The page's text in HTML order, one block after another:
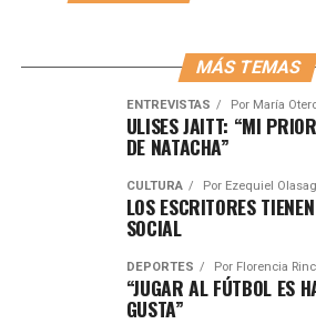
MÁS TEMAS
ENTREVISTAS Por María
ULISES JAITT: “MI
DE NATACHA”
CULTURA Por Ezequiel
LOS ESCRITORES
SOCIAL
DEPORTES Por Florencia
“JUGAR AL FÚTBOL ES
GUSTA”